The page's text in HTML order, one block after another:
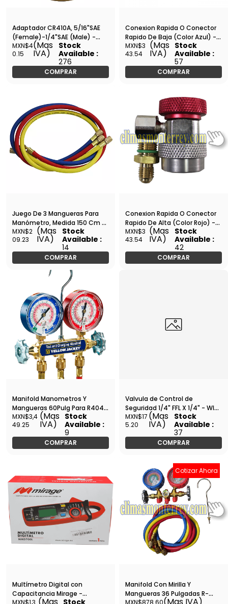
Adaptador CR410A, 5/16"SAE
(Female)-1/4"SAE (Male) -
HNG-R410A
MXN$4
0.15
(Mas
IVA)
Stock
Available :
276
COMPRAR
Conexion Rapida O Conector
Rapido De Baja (Color Azul) -
Qc-L
MXN$3
43.54
(Mas
IVA)
Stock
Available :
57
COMPRAR
Juego De 3 Mangueras Para
Manómetro, Medida 150 Cm -
HU-60
MXN$2
09.23
(Mas
IVA)
Stock
Available :
14
COMPRAR
Conexion Rapida O Conector
Rapido De Alta (Color Rojo) -
Qc-H
MXN$3
43.54
(Mas
IVA)
Stock
Available :
42
COMPRAR
Manifold Manometros Y
Mangueras 60Pulg Para R404,
R410 Y R22 - 42004
MXN$3,4
49.25
(Mas
IVA)
Stock
Available :
9
COMPRAR
Valvula de Control de
Seguridad 1/4" FFL X 1/4" - WIP-
MCV-3
MXN$17
5.20
(Mas
IVA)
Stock
Available :
37
COMPRAR
Multímetro Digital con
Capacitancia Mirage -
Cotizar Ahora
Manifold Con Mirilla Y
Mangueras 36 Pulgadas R-